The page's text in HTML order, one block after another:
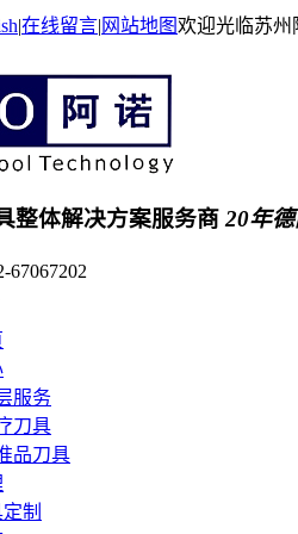
|在线留言| 网站地图欢迎光临苏州
整体解决方案服务商 20年
67067202
服务
刀具
品刀具
制